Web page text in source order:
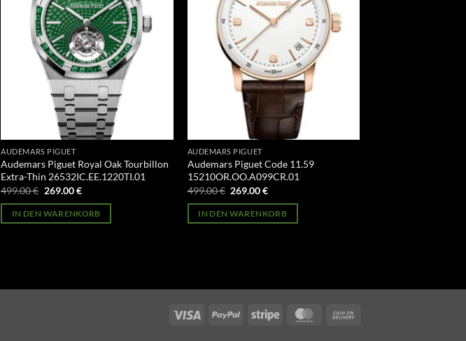
AUDEMARS PIGUET
Audemars Piguet Royal Oak Tourbillon
Extra-Thin 26532IC.EE.1220TI.01
499.00€ Ursprünglicher
war:
499.00 €
269.00€Aktueller
ist:
269.00 €.
IN DEN WARENKORB
AUDEMARS PIGUET
Audemars Piguet Code 11.59
15210OR.OO.A099CR.01
499.00€ Ursprünglicher
war:
499.00 €
269.00€Aktueller
ist:
269.00 €.
IN DEN WARENKORB
Visa PayPal Stripe MasterCard